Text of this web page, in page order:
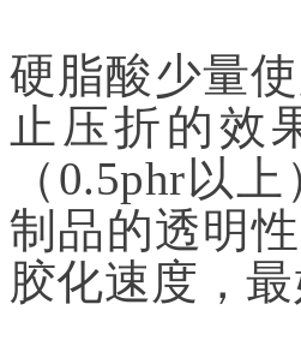
硬脂酸少量
止压折的效
（0.5phr以
制品的透明
胶化速度，